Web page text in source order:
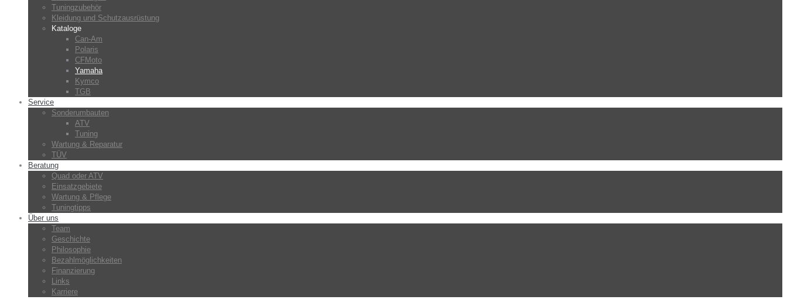
Tuningzubehör
Kleidung und Schutzausrüstung
Kataloge
Can-Am
Polaris
CFMoto
Yamaha
Kymco
TGB
Service
Sonderumbauten
ATV
Tuning
Wartung & Reparatur
TÜV
Beratung
Quad oder ATV
Einsatzgebiete
Wartung & Pflege
Tuningtipps
Über uns
Team
Geschichte
Philosophie
Bezahlmöglichkeiten
Finanzierung
Links
Karriere